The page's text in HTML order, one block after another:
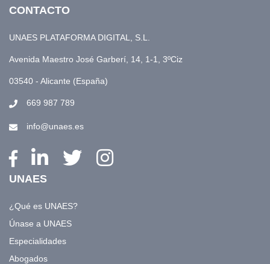
CONTACTO
UNAES PLATAFORMA DIGITAL, S.L.
Avenida Maestro José Garberí, 14, 1-1, 3ºCiz
03540 - Alicante (España)
669 987 789
info@unaes.es
UNAES
¿Qué es UNAES?
Únase a UNAES
Especialidades
Abogados